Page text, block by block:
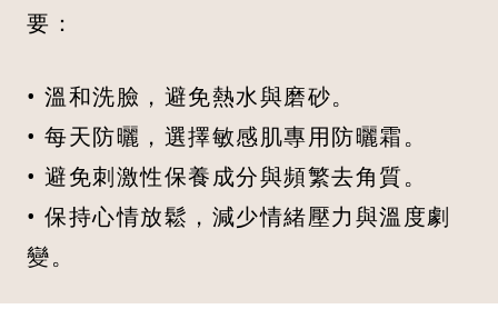
要：
• 溫和洗臉，避免熱水與磨砂。
• 每天防曬，選擇敏感肌專用防曬霜。
• 避免刺激性保養成分與頻繁去角質。
• 保持心情放鬆，減少情緒壓力與溫度劇
變。